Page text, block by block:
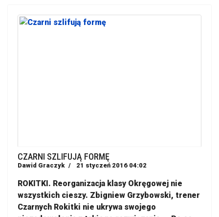
CZARNI SZLIFUJĄ FORMĘ
Dawid Graczyk 21 styczeń 2016 04:02
ROKITKI. Reorganizacja klasy Okręgowej nie
wszystkich cieszy. Zbigniew Grzybowski, trener
Czarnych Rokitki nie ukrywa swojego